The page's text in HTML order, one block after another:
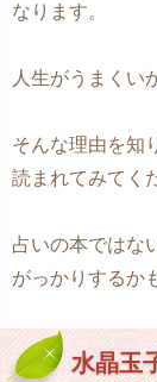
なります。
人生がうまくい
そんな理由を知
読まれてみてく
占いの本ではな
がっかりするか
水晶玉